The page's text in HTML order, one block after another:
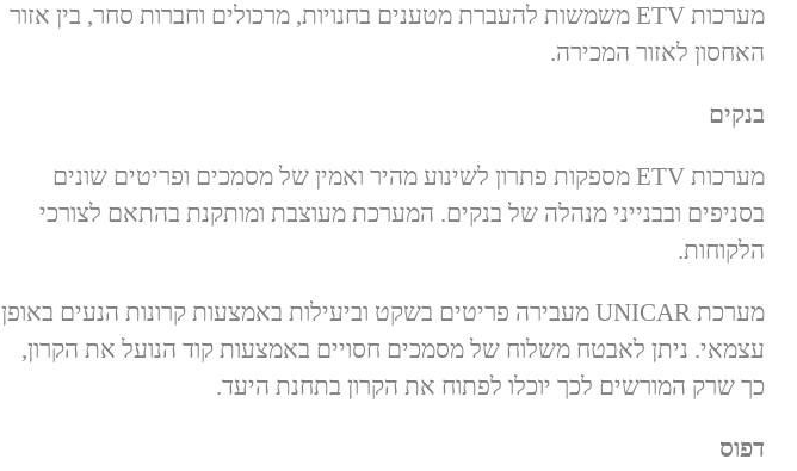
מערכות ETV משמשות להעברת מטענים בחנויות, מרכולים וחברות סחר, בין אזור
האחסון לאזור המכירה.
בנקים
מערכות ETV מספקות פתרון לשינוע מהיר ואמין של מסמכים ופריטים שונים
בסניפים ובבנייני מנהלה של בנקים. המערכת מעוצבת ומותקנת בהתאם לצורכי
הלקוחות.
מערכת UNICAR מעבירה פריטים בשקט וביעילות באמצעות קרונות הנעים באופן
עצמאי. ניתן לאבטח משלוח של מסמכים חסויים באמצעות קוד הנועל את הקרון,
כך שרק המורשים לכך יוכלו לפתוח את הקרון בתחנת היעד.
דפוס